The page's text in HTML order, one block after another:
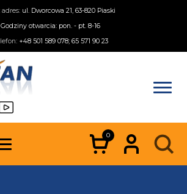
adres: ul. Dworcowa 21, 63-820 Piaski
Godziny otwarcia: pon. - pt. 8-16
+48 501 589 078; 65 571 90 23
0